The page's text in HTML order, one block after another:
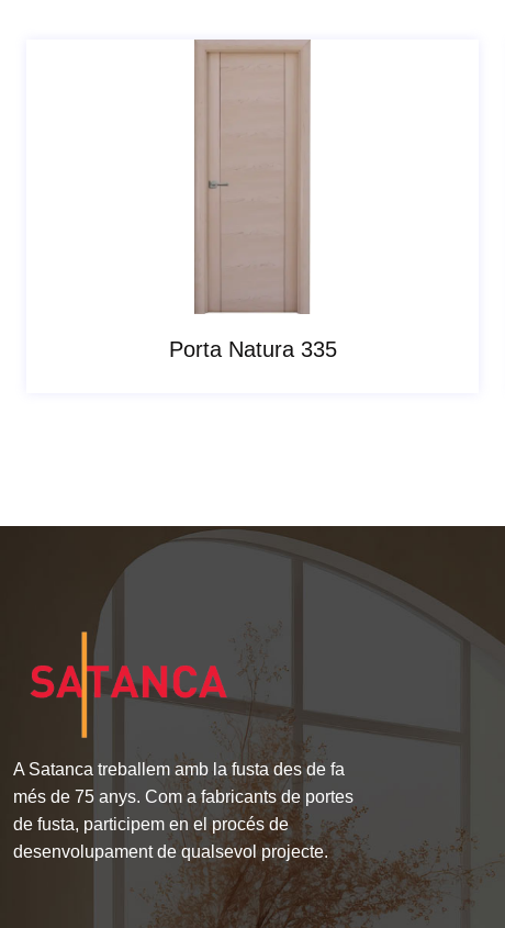
Porta Natura 335
A Satanca treballem amb la fusta des de fa
més de 75 anys. Com a fabricants de portes
de fusta, participem en el procés de
desenvolupament de qualsevol projecte.